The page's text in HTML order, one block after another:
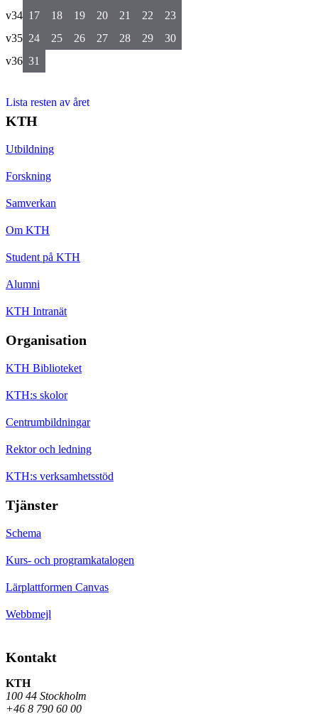
v34 17 18 19 20 21 22
23
v35 24 25 26 27 28 29
30
v36 31
Lista resten av året
KTH
Utbildning
Forskning
Samverkan
Om KTH
Student på KTH
Alumni
KTH Intranät
Organisation
KTH Biblioteket
KTH:s skolor
Centrumbildningar
Rektor och ledning
KTH:s verksamhetsstöd
Tjänster
Schema
Kurs- och programkatalogen
Lärplattformen Canvas
Webbmejl
Kontakt
KTH
100 44 Stockholm
+46 8 790 60 00